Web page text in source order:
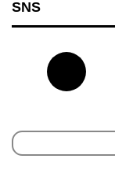
SNS
検